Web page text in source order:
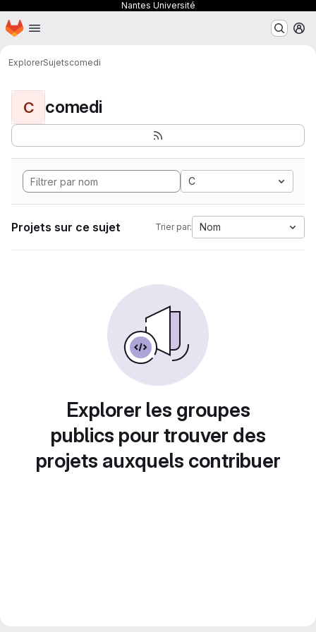
Nantes Université
Passer au contenu principal
Page d'accueil
ExplorerSujetscomedi
C comedi
C
Projets sur ce sujet Trier par: Nom
Explorer les groupes
publics pour trouver des
projets auxquels contribuer